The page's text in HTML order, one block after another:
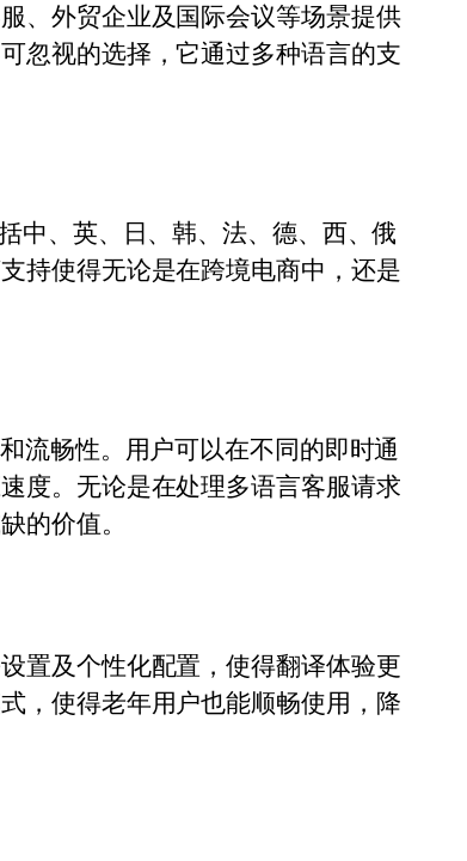
、外贸企业及国际会议等场景提供
忽视的选择，它通过多种语言的支
中、英、日、韩、法、德、西、俄
持使得无论是在跨境电商中，还是
流畅性。用户可以在不同的即时通
度。无论是在处理多语言客服请求
的价值。
置及个性化配置，使得翻译体验更
，使得老年用户也能顺畅使用，降